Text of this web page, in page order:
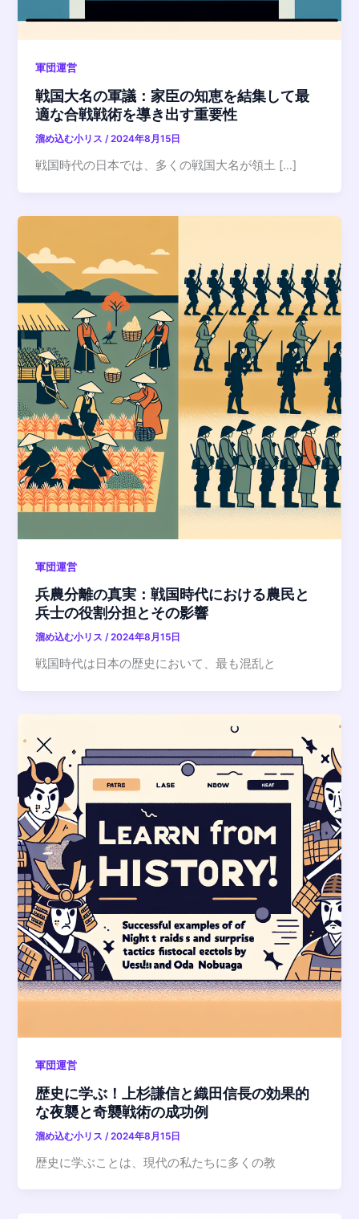
軍団運営
戦国大名の軍議：家臣の知恵を結集して最
適な合戦戦術を導き出す重要性
溜め込む小リス /2024年8月15日
戦国時代の日本では、多くの戦国大名が領土 […]
軍団運営
兵農分離の真実：戦国時代における農民と
兵士の役割分担とその影響
溜め込む小リス/2024年8月15日
戦国時代は日本の歴史において、最も混乱と
軍団運営
歴史に学ぶ！上杉謙信と織田信長の効果的
な夜襲と奇襲戦術の成功例
溜め込む小リス /2024年8月15日
歴史に学ぶことは、現代の私たちに多くの教